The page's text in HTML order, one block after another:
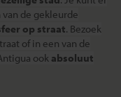
de gekleurde
op straat. Bezoek
of in een van de
ook absoluut